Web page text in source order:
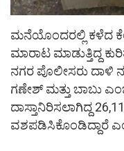
ಮನೆಯೊಂದರಲ್ಲಿ ಕಳೆದ
ಮಾರಾಟ ಮಾಡುತ್ತಿದ್ದ
ನಗರ ಪೊಲೀಸರು ದಾಳಿ
ಗಣೇಶ್ ಮತ್ತು ಬಾಬು
ದಾಸ್ತಾನಿರಿಸಲಾಗಿದ್ದ
ವಶಪಡಿಸಿಕೊಂಡಿದ್ದಾರೆ